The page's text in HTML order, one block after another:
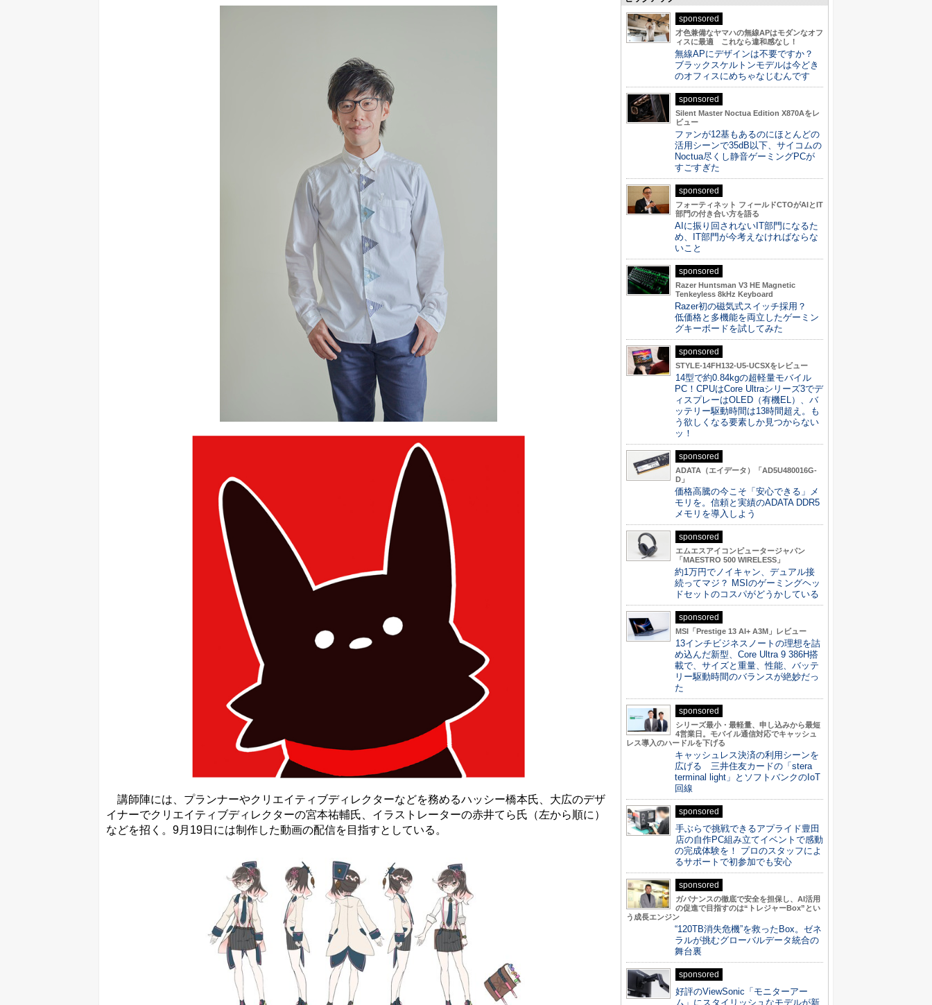
講師陣には、プランナーやクリエイティブディレクターなどを務めるハッシー橋本氏、大広のデザ
イナーでクリエイティブディレクターの宮本祐輔氏、イラストレーターの赤井てら氏（左から順に）
などを招く。9月19日には制作した動画の配信を目指すとしている。
sponsored
才色兼備なヤマハの無線APはモダンなオフ
ィスに最適 これなら違和感なし！
無線APにデザインは不要ですか？
ブラックスケルトンモデルは今どき
のオフィスにめちゃなじむんです
sponsored
Silent Master Noctua Edition X870Aをレ
ビュー
ファンが12基もあるのにほとんどの
活用シーンで35dB以下、サイコムの
Noctua尽くし静音ゲーミングPCが
すごすぎた
sponsored
フォーティネット フィールドCTOがAIとIT
部門の付き合い方を語る
AIに振り回されないIT部門になるた
め、IT部門が今考えなければならな
いこと
sponsored
Razer Huntsman V3 HE Magnetic
Tenkeyless 8kHz Keyboard
Razer初の磁気式スイッチ採用？
低価格と多機能を両立したゲーミン
グキーボードを試してみた
sponsored
STYLE-14FH132-U5-UCSXをレビュー
14型で約0.84kgの超軽量モバイル
PC！CPUはCore Ultraシリーズ3でデ
ィスプレーはOLED（有機EL）、バ
ッテリー駆動時間は13時間超え。も
う欲しくなる要素しか見つからない
ッ！
sponsored
ADATA（エイデータ）「AD5U480016G-
D」
価格高騰の今こそ「安心できる」メ
モリを。信頼と実績のADATA DDR5
メモリを導入しよう
sponsored
エムエスアイコンピュータージャパン
「MAESTRO 500 WIRELESS」
約1万円でノイキャン、デュアル接
続ってマジ？ MSIのゲーミングヘッ
ドセットのコスパがどうかしている
sponsored
MSI「Prestige 13 AI+ A3M」レビュー
13インチビジネスノートの理想を詰
め込んだ新型、Core Ultra 9 386H搭
載で、サイズと重量、性能、バッテ
リー駆動時間のバランスが絶妙だっ
た
sponsored
シリーズ最小・最軽量、申し込みから最短
4営業日。モバイル通信対応でキャッシュ
レス導入のハードルを下げる
キャッシュレス決済の利用シーンを
広げる 三井住友カードの「stera
terminal light」とソフトバンクのIoT
回線
sponsored
手ぶらで挑戦できるアプライド豊田
店の自作PC組み立てイベントで感動
の完成体験を！ プロのスタッフによ
るサポートで初参加でも安心
sponsored
ガバナンスの徹底で安全を担保し、AI活用
の促進で目指すのは“トレジャーBox”とい
う成長エンジン
“120TB消失危機”を救ったBox。ゼネ
ラルが挑むグローバルデータ統合の
舞台裏
sponsored
好評のViewSonic「モニターアー
ム」にスタイリッシュなモデルが新